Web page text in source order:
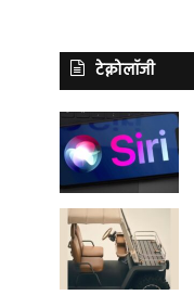
टेक्नोलॉजी